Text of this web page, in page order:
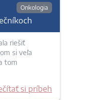
Onkologia
riešiť
si veľa
tom
si príbeh